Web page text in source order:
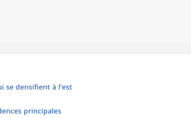
se densifient à l’est
principales